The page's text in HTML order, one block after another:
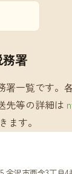
署
署一覧です。
先等の詳細は
ます。